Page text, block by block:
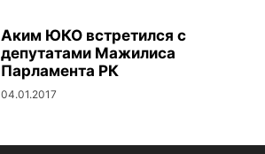
Аким ЮКО встретился с
депутатами Мажилиса
Парламента РК
04.01.2017